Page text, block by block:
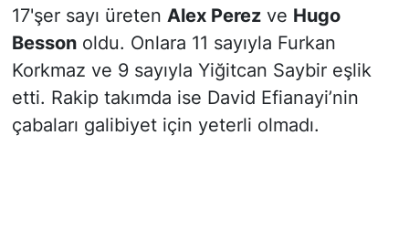
17'şer sayı üreten Alex Perezve Hugo
Bessonoldu. Onlara 11 sayıyla Furkan
Korkmaz ve 9 sayıyla Yiğitcan Saybir eşlik
etti. Rakip takımda ise David Efianayi’nin
çabaları galibiyet için yeterli olmadı.